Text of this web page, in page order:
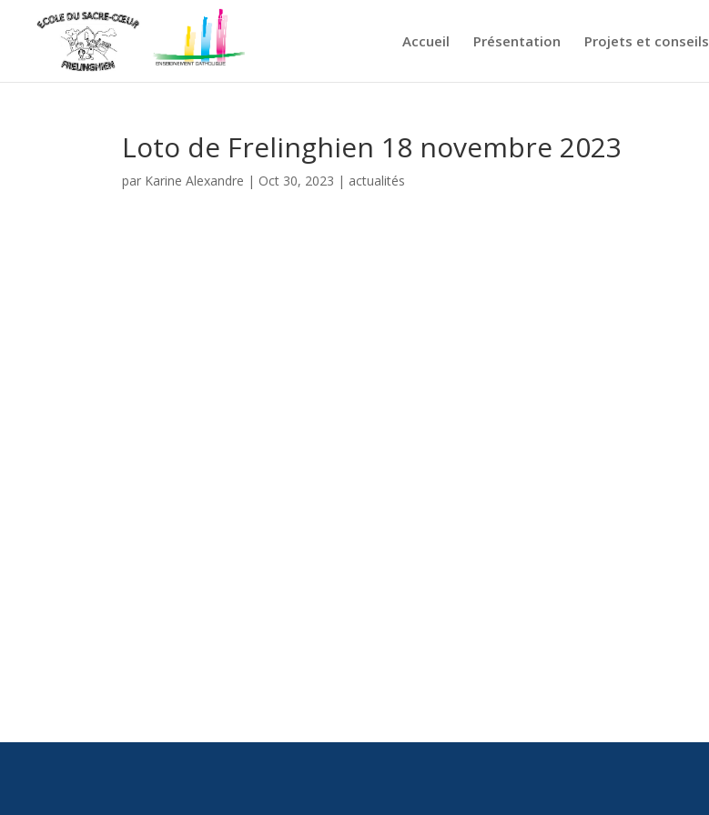
Accueil Présentation Projets et conseils
Loto de Frelinghien 18 novembre 2023
par Karine Alexandre | Oct 30, 2023 | actualités